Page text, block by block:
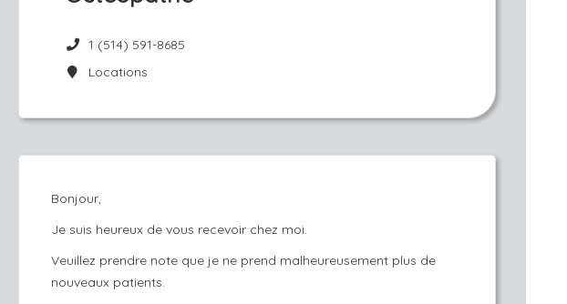
1 (514) 591-8685
Locations
Bonjour,
Je suis heureux de vous recevoir chez moi.
Veuillez prendre note que je ne prend malheureusement plus de
nouveaux patients.